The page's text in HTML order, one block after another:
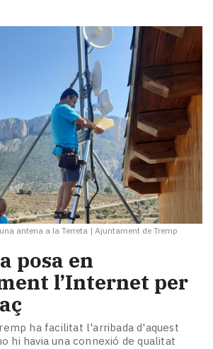
antena a la Terreta | Ajuntament de Tremp
posa en
l’Internet per
ha facilitat l'arribada d'aquest
hi havia una connexió de qualitat